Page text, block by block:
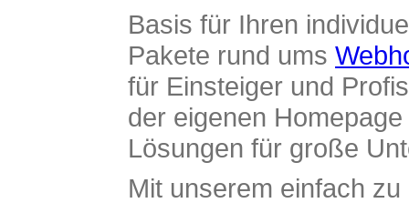
Basis für Ihren
Pakete rund ums
für Einsteiger und
der eigenen
Lösungen für große
Mit unserem einfach